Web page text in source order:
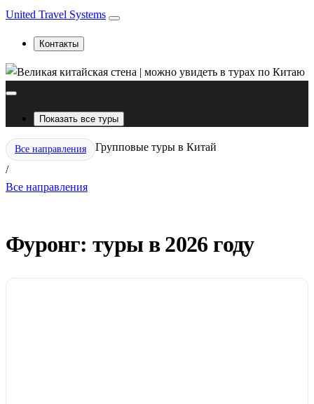
United Travel Systems
Контакты
Показать все туры
Все направления
/
Групповые туры в Китай
Все направления
Фуронг: туры в 2026 году